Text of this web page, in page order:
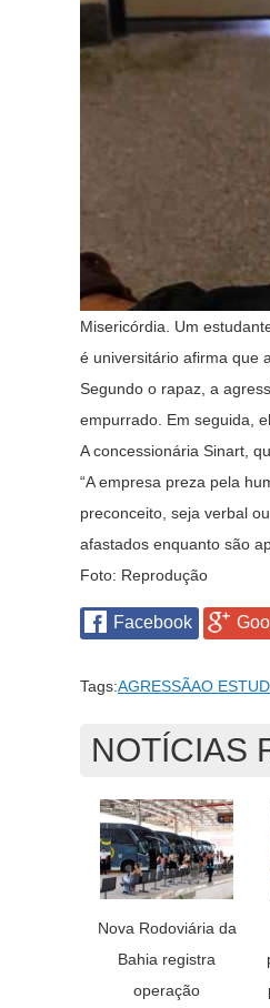
Misericórdia. Um
é universitário afirma que
Segundo o rapaz, a
empurrado. Em seguida,
A concessionária Sinart,
“A empresa preza pela
preconceito, seja verbal
afastados enquanto são
Foto: Reprodução
Facebook
Tags:AGRESSÃAO
NOTÍCIAS
Nova Rodoviária da
Bahia registra
operação